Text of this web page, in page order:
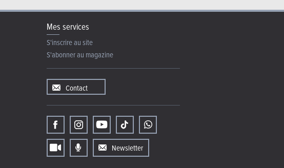
Mes services
S'inscrire au site
S'abonner au magazine
Contact
Newsletter